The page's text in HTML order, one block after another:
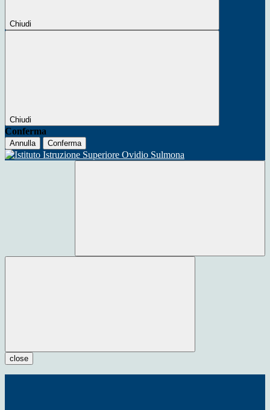
Chiudi
Chiudi
Conferma
Annulla Conferma
close